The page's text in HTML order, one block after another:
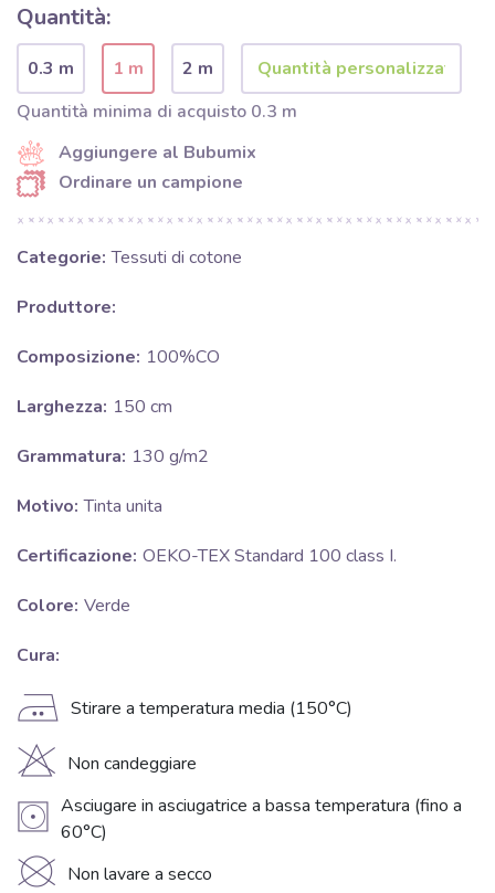
Quantità:
0.3 m 1 m
2 m
Quantità minima di acquisto 0.3 m
Aggiungere al Bubumix
Ordinare un campione
Categorie: Tessuti di cotone
Produttore:
Composizione: 100%CO
Larghezza: 150 cm
Grammatura: 130 g/m2
Motivo: Tinta unita
Certificazione: OEKO-TEX Standard 100 class I.
Colore: Verde
Cura:
E Stirare a temperatura media (150°C)
H Non candeggiare
V Asciugare in asciugatrice a bassa temperatura (fino a
60°C)
K Non lavare a secco